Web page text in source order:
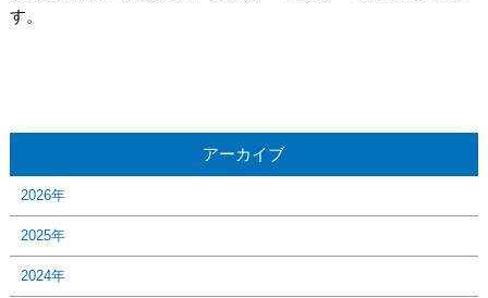
す。
アーカイブ
2026年
2025年
2024年